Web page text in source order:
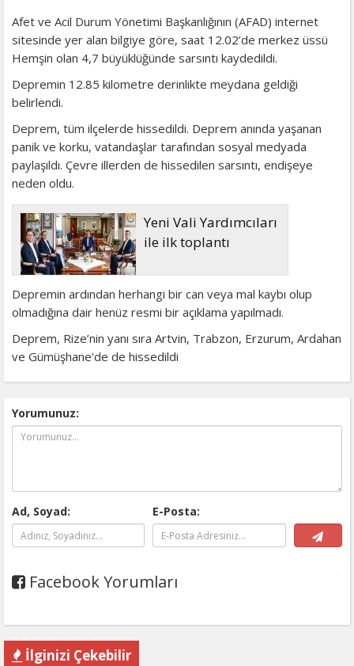
Afet ve Acil Durum Yönetimi Başkanlığının (AFAD) internet
sitesinde yer alan bilgiye göre, saat 12.02’de merkez üssü
Hemşin olan 4,7 büyüklüğünde sarsıntı kaydedildi.
Depremin 12.85 kilometre derinlikte meydana geldiği
belirlendi.
Deprem, tüm ilçelerde hissedildi. Deprem anında yaşanan
panik ve korku, vatandaşlar tarafından sosyal medyada
paylaşıldı. Çevre illerden de hissedilen sarsıntı, endişeye
neden oldu.
Yeni Vali Yardımcıları
ile ilk toplantı
Depremin ardından herhangi bir can veya mal kaybı olup
olmadığına dair henüz resmi bir açıklama yapılmadı.
Deprem, Rize’nin yanı sıra Artvin, Trabzon, Erzurum, Ardahan
ve Gümüşhane'de de hissedildi
Yorumunuz:
Ad, Soyad: E-Posta:
Facebook Yorumları
İlginizi Çekebilir